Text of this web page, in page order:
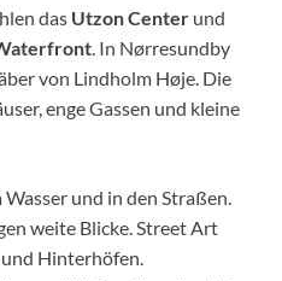
das Utzon Center und
. In Nørresundby
von Lindholm Høje. Die
enge Gassen und kleine
und in den Straßen.
weite Blicke. Street Art
Hinterhöfen.